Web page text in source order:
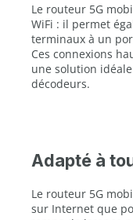
Le routeur 5G
WiFi : il permet
terminaux à un
Ces connexions
une solution
décodeurs.
Adapté à
Le routeur 5G
sur Internet que